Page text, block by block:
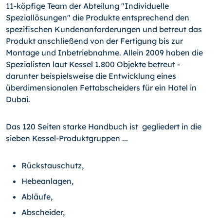
11-köpfige Team der Abteilung "Individuelle
Speziallösungen" die Produkte entsprechend den
spezifischen Kundenanforderungen und betreut das
Produkt anschließend von der Fertigung bis zur
Montage und Inbetriebnahme. Allein 2009 haben die
Spezialisten laut Kessel 1.800 Objekte betreut -
darunter beispielsweise die Entwicklung eines
überdimensionalen Fettabscheiders für ein Hotel in
Dubai.
Das 120 Seiten starke Handbuch ist gegliedert in die
sieben Kessel-Produktgruppen ...
Rückstauschutz,
Hebeanlagen,
Abläufe,
Abscheider,